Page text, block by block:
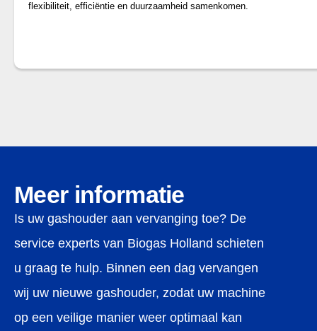
flexibiliteit, efficiëntie en duurzaamheid samenkomen.
Meer informatie
Is uw gashouder aan vervanging toe? De
service experts van Biogas Holland schieten
u graag te hulp. Binnen een dag vervangen
wij uw nieuwe gashouder, zodat uw machine
op een veilige manier weer optimaal kan